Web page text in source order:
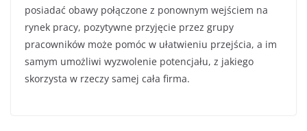
posiadać obawy połączone z ponownym wejściem na
rynek pracy, pozytywne przyjęcie przez grupy
pracowników może pomóc w ułatwieniu przejścia, a im
samym umożliwi wyzwolenie potencjału, z jakiego
skorzysta w rzeczy samej cała firma.